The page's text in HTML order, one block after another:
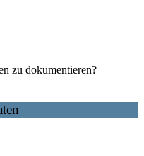
zu dokumentieren?